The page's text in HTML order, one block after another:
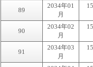
89
2034年01
月
90
2034年02
月
91
2034年03
月